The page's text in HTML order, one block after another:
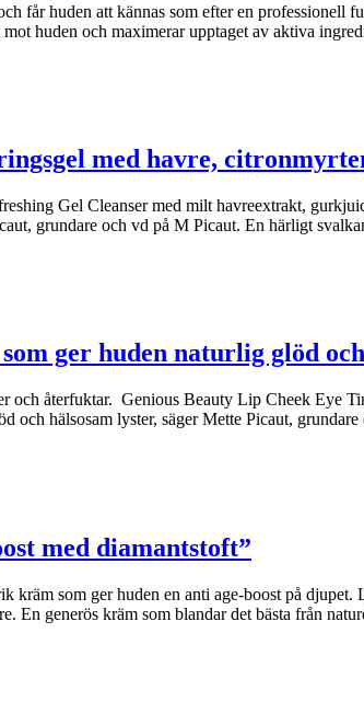
får huden att kännas som efter en
huden och maximerar upptaget av aktiva
med havre,
Gel Cleanser med milt havreextrakt,
grundare och vd på M Picaut. En härligt
ger huden naturlig glöd
och återfuktar. Genious Beauty Lip Cheek Eye
och hälsosam lyster, säger Mette Picaut,
med diamantstoft”
kräm som ger huden en anti age-boost på
En generös kräm som blandar det bästa från